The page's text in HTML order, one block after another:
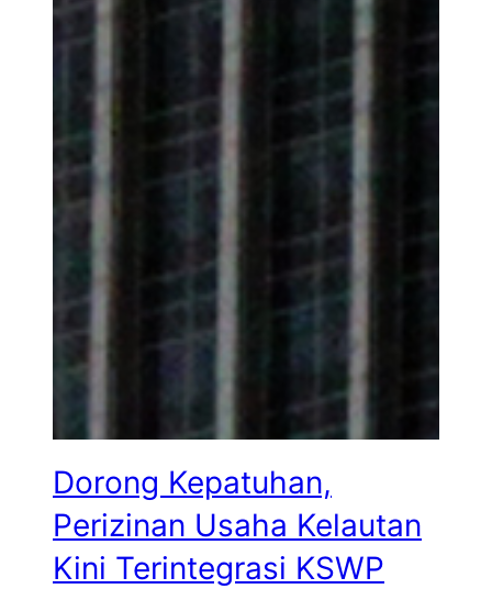
Dorong Kepatuhan,
Perizinan Usaha Kelautan
Kini Terintegrasi KSWP